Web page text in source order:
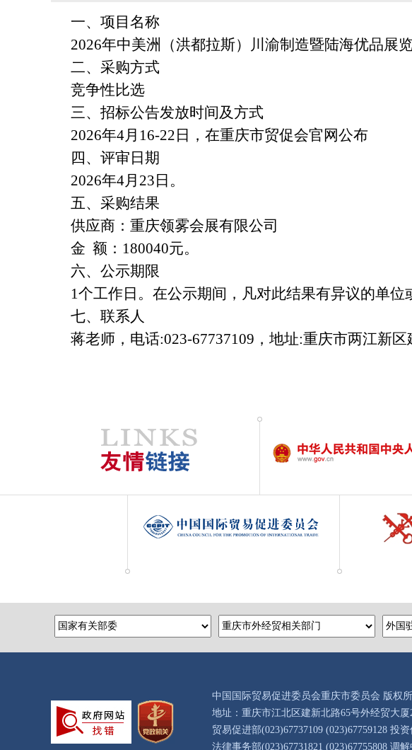
一、项目名称
2026年中美洲（洪都拉斯）川渝制造暨陆海优品展
二、采购方式
竞争性比选
三、招标公告发放时间及方式
2026年4月16-22日，在重庆市贸促会官网公布
四、评审日期
2026年4月 23 日。
五、采购结果
供应商：重庆领雾会展有限公司
金 额： 180040元。
六、公示期限
1个工作日。在公示期间，凡对此结果有异议的单位
七、联系人
蒋老师，电话:023-67737109 ，地址:重庆市两江新区
中国国际贸易促进委员会重庆市委员会 版权
地址：重庆市江北区建新北路65号外经贸大厦
贸易促进部(023)67737109 (023)67759128 投资
法律事务部(023)67731821 (023)67755808 调解